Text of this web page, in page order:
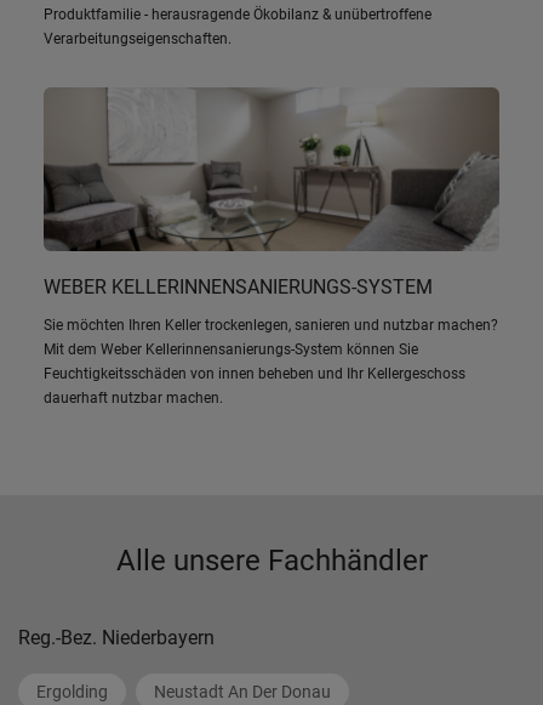
Produktfamilie - herausragende Ökobilanz & unübertroffene
Verarbeitungseigenschaften.
WEBER KELLERINNENSANIERUNGS-SYSTEM
Sie möchten Ihren Keller trockenlegen, sanieren und nutzbar machen?
Mit dem Weber Kellerinnensanierungs-System können Sie
Feuchtigkeitsschäden von innen beheben und Ihr Kellergeschoss
dauerhaft nutzbar machen.
Alle unsere Fachhändler
Reg.-Bez. Niederbayern
Ergolding Neustadt An Der Donau